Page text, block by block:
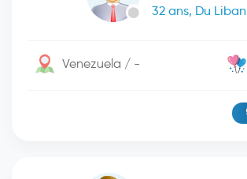
32 ans, Du Liban
Venezuela / -